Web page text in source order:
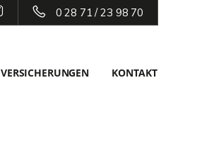
0 28 71 / 23 98 70
VERSICHERUNGEN KONTAKT